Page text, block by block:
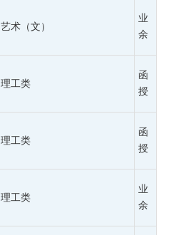
艺术（文）
业
余
理工类
函
授
理工类
函
授
理工类
业
余